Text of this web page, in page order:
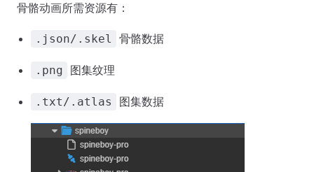
骨骼动画所需资源有：
.json/.skel 骨骼数据
.png 图集纹理
.txt/.atlas 图集数据